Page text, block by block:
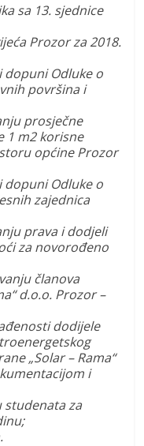
sa 13. sjednice
Prozor za 2018.
dopuni Odluke o
površina i
prosječne
1 m2 korisne
općine Prozor
dopuni Odluke o
zajednica
prava i dodjeli
za novorođeno
članova
d.o.o. Prozor –
dodijele
„Solar – Rama“
i
za